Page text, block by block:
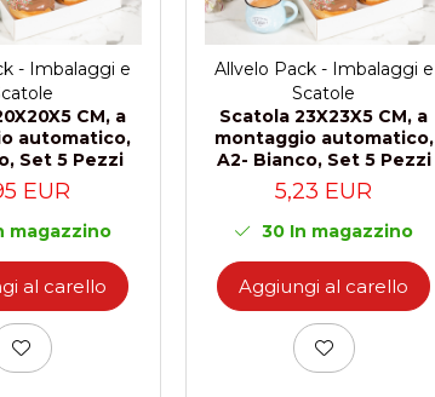
- Imbalaggi e
CM, a
automatico,
Set 5 Pezzi
EUR
magazzino
al carello
Allvelo Pack - Imbalaggi e
Scatole
Scatola 23X23X5 CM, a
montaggio automatico,
A2- Bianco, Set 5 Pezzi
5,23 EUR
30 In magazzino
Aggiungi al carello